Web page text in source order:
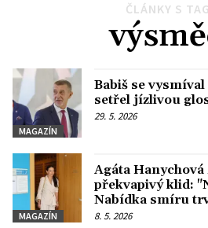
ČLÁNKY S
MAGAZÍN
Babiš se
setřel jízlivou
29. 5. 2026
MAGAZÍN
Agáta Hanychová
překvapivý klid:
Nabídka smíru
poraženému
8. 5. 2026
Další